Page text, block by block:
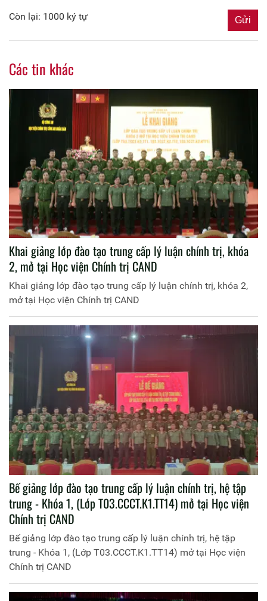
Còn lại: 1000 ký tự
Các tin khác
Khai giảng lớp đào tạo trung cấp lý luận chính trị, khóa
2, mở tại Học viện Chính trị CAND
Khai giảng lớp đào tạo trung cấp lý luận chính trị, khóa 2,
mở tại Học viện Chính trị CAND
Bế giảng lớp đào tạo trung cấp lý luận chính trị, hệ tập
trung - Khóa 1, (Lớp T03.CCCT.K1.TT14) mở tại Học viện
Chính trị CAND
Bế giảng lớp đào tạo trung cấp lý luận chính trị, hệ tập
trung - Khóa 1, (Lớp T03.CCCT.K1.TT14) mở tại Học viện
Chính trị CAND